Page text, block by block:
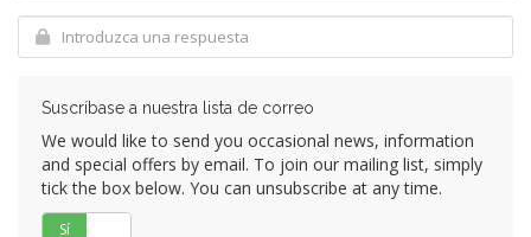
Suscríbase a nuestra lista de correo
We would like to send you occasional news, information
and special offers by email. To join our mailing list, simply
tick the box below. You can unsubscribe at any time.
Sí